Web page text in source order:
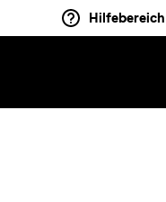
Hilfebereich